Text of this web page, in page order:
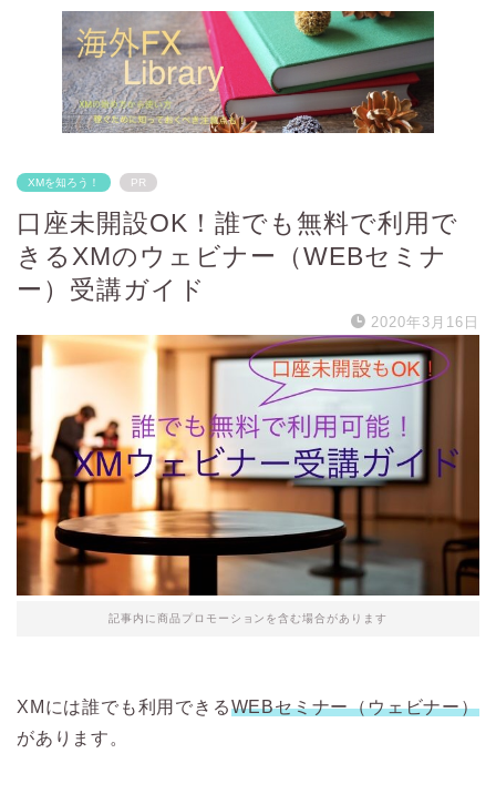
XMを知ろう！ PR
口座未開設OK！誰でも無料で利用で
きるXMのウェビナー（WEBセミナ
ー）受講ガイド
2020年3月16日
記事内に商品プロモーションを含む場合があります
XMには誰でも利用できるWEBセミナー（ウェビナー）
があります。